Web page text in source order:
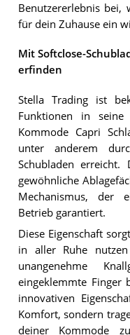
Benutzererlebnis bei,
für dein Zuhause ein
Mit Softclose-
erfinden
Stella Trading ist
Funktionen in
Kommode Capri
unter anderem
Schubladen
gewöhnliche
Mechanismus, der
Betrieb garantiert.
Diese Eigenschaft
in aller Ruhe
unangenehme
eingeklemmte Finger
innovativen
Komfort, sondern
deiner Kommode